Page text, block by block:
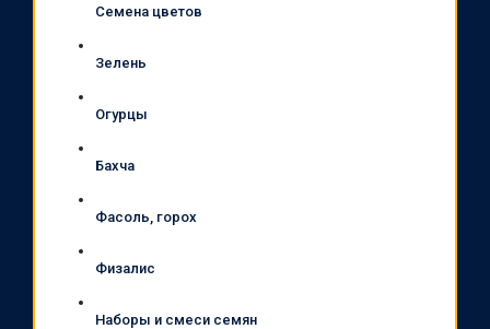
Семена цветов
Зелень
Огурцы
Бахча
Фасоль, горох
Физалис
Наборы и смеси семян